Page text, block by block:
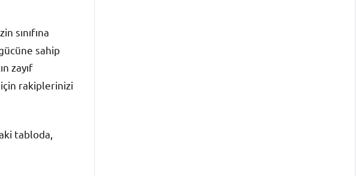
sınıfına
sahip
zayıf
rakiplerinizi
tabloda,